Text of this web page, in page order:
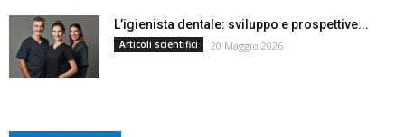
L’igienista dentale: sviluppo e prospettive...
Articoli scientifici 20 Maggio 2026